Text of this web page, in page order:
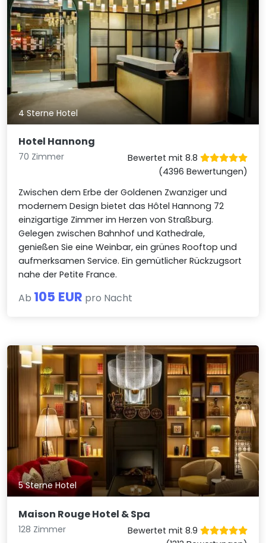
4 Sterne Hotel
Hotel Hannong
70 Zimmer
Bewertet mit 8.8
(4396 Bewertungen)
Zwischen dem Erbe der Goldenen Zwanziger und
modernem Design bietet das Hôtel Hannong 72
einzigartige Zimmer im Herzen von Straßburg.
Gelegen zwischen Bahnhof und Kathedrale,
genießen Sie eine Weinbar, ein grünes Rooftop und
aufmerksamen Service. Ein gemütlicher Rückzugsort
nahe der Petite France.
Ab 105 EUR pro Nacht
5 Sterne Hotel
Maison Rouge Hotel & Spa
128 Zimmer
Bewertet mit 8.9